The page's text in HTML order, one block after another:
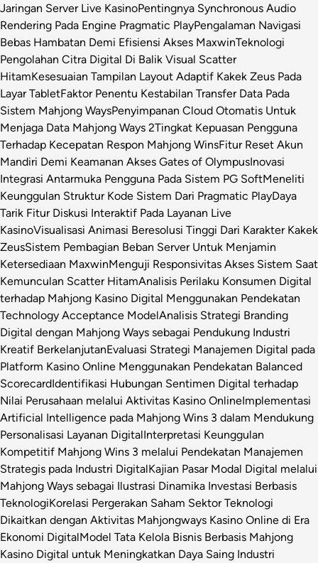
Jaringan Server Live KasinoPentingnya Synchronous Audio
Rendering Pada Engine Pragmatic PlayPengalaman Navigasi
Bebas Hambatan Demi Efisiensi Akses MaxwinTeknologi
Pengolahan Citra Digital Di Balik Visual Scatter
HitamKesesuaian Tampilan Layout Adaptif Kakek Zeus Pada
Layar TabletFaktor Penentu Kestabilan Transfer Data Pada
Sistem Mahjong WaysPenyimpanan Cloud Otomatis Untuk
Menjaga Data Mahjong Ways 2Tingkat Kepuasan Pengguna
Terhadap Kecepatan Respon Mahjong WinsFitur Reset Akun
Mandiri Demi Keamanan Akses Gates of OlympusInovasi
Integrasi Antarmuka Pengguna Pada Sistem PG SoftMeneliti
Keunggulan Struktur Kode Sistem Dari Pragmatic PlayDaya
Tarik Fitur Diskusi Interaktif Pada Layanan Live
KasinoVisualisasi Animasi Beresolusi Tinggi Dari Karakter Kakek
ZeusSistem Pembagian Beban Server Untuk Menjamin
Ketersediaan MaxwinMenguji Responsivitas Akses Sistem Saat
Kemunculan Scatter HitamAnalisis Perilaku Konsumen Digital
terhadap Mahjong Kasino Digital Menggunakan Pendekatan
Technology Acceptance ModelAnalisis Strategi Branding
Digital dengan Mahjong Ways sebagai Pendukung Industri
Kreatif BerkelanjutanEvaluasi Strategi Manajemen Digital pada
Platform Kasino Online Menggunakan Pendekatan Balanced
ScorecardIdentifikasi Hubungan Sentimen Digital terhadap
Nilai Perusahaan melalui Aktivitas Kasino OnlineImplementasi
Artificial Intelligence pada Mahjong Wins 3 dalam Mendukung
Personalisasi Layanan DigitalInterpretasi Keunggulan
Kompetitif Mahjong Wins 3 melalui Pendekatan Manajemen
Strategis pada Industri DigitalKajian Pasar Modal Digital melalui
Mahjong Ways sebagai Ilustrasi Dinamika Investasi Berbasis
TeknologiKorelasi Pergerakan Saham Sektor Teknologi
Dikaitkan dengan Aktivitas Mahjongways Kasino Online di Era
Ekonomi DigitalModel Tata Kelola Bisnis Berbasis Mahjong
Kasino Digital untuk Meningkatkan Daya Saing Industri